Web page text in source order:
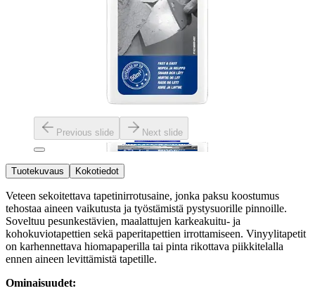
Previous slide Next slide
Tuotekuvaus Kokotiedot
Veteen sekoitettava tapetinirrotusaine, jonka paksu koostumus
tehostaa aineen vaikutusta ja työstämistä pystysuorille pinnoille.
Soveltuu pesunkestävien, maalattujen karkeakuitu- ja
kohokuviotapettien sekä paperitapettien irrottamiseen. Vinyylitapetit
on karhennettava hiomapaperilla tai pinta rikottava piikkitelalla
ennen aineen levittämistä tapetille.
Ominaisuudet: